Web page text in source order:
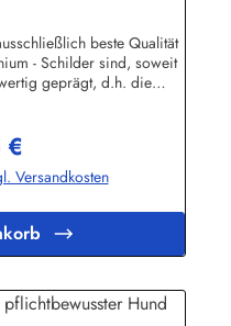
beste Qualität
- Schilder sind, soweit
geprägt, d.h. die
nur um ein technisches
den Schildern selbst sind
nicht
KGNeuer Weg 12 –
klar.de
Preis:
€
Versandkosten